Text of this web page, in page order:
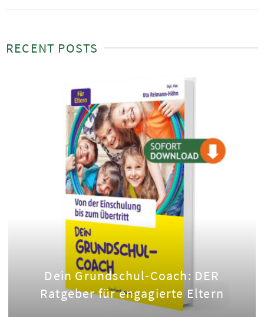
RECENT POSTS
Dein Grundschul-Coach: DER
Ratgeber für engagierte Eltern